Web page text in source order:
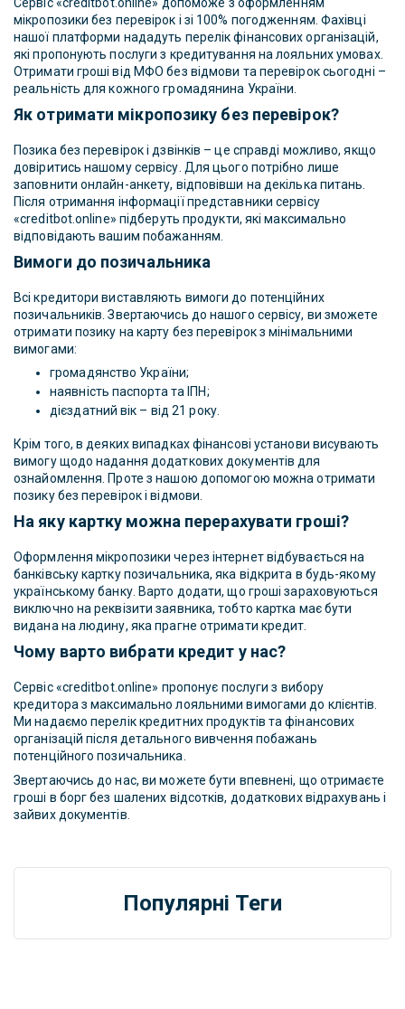
мікропозики без перевірок і зі 100% погодженням. Фахівці
нашої платформи нададуть перелік фінансових організацій,
які пропонують послуги з кредитування на лояльних умовах.
Отримати гроші від МФО без відмови та перевірок сьогодні –
реальність для кожного громадянина України.
Як отримати мікропозику без перевірок?
Позика без перевірок і дзвінків – це справді можливо, якщо
довіритись нашому сервісу. Для цього потрібно лише
заповнити онлайн-анкету, відповівши на декілька питань.
Після отримання інформації представники сервісу
«creditbot.online» підберуть продукти, які максимально
відповідають вашим побажанням.
Вимоги до позичальника
Всі кредитори виставляють вимоги до потенційних
позичальників. Звертаючись до нашого сервісу, ви зможете
отримати позику на карту без перевірок з мінімальними
вимогами:
громадянство України;
наявність паспорта та ІПН;
дієздатний вік – від 21 року.
Крім того, в деяких випадках фінансові установи висувають
вимогу щодо надання додаткових документів для
ознайомлення. Проте з нашою допомогою можна отримати
позику без перевірок і відмови.
На яку картку можна перерахувати гроші?
Оформлення мікропозики через інтернет відбувається на
банківську картку позичальника, яка відкрита в будь-якому
українському банку. Варто додати, що гроші зараховуються
виключно на реквізити заявника, тобто картка має бути
видана на людину, яка прагне отримати кредит.
Чому варто вибрати кредит у нас?
Сервіс «creditbot.online» пропонує послуги з вибору
кредитора з максимально лояльними вимогами до клієнтів.
Ми надаємо перелік кредитних продуктів та фінансових
організацій після детального вивчення побажань
потенційного позичальника.
Звертаючись до нас, ви можете бути впевнені, що отримаєте
гроші в борг без шалених відсотків, додаткових відрахувань і
зайвих документів.
Популярні Теги